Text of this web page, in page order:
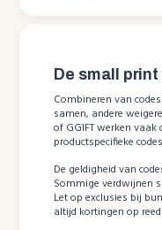
De small
Combineren van
samen, andere
of GGIFT werken
productspecifieke
De geldigheid van
Sommige verdwijnen
Let op exclusies bij
altijd kortingen op